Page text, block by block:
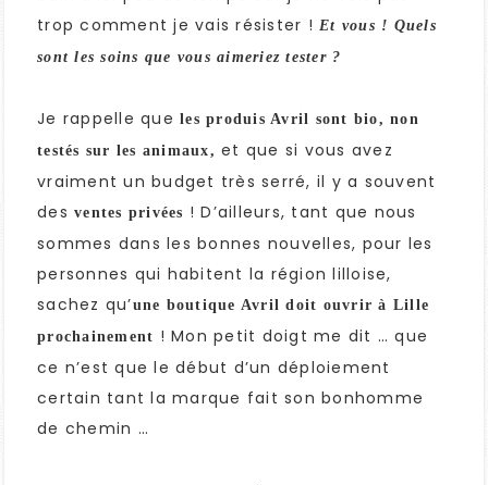
trop comment je vais résister ! Et vous ! Quels
sont les soins que vous aimeriez tester ?
Je rappelle que les produis Avril sont bio, non
testés sur les animaux, et que si vous avez
vraiment un budget très serré, il y a souvent
des ventes privées ! D’ailleurs, tant que nous
sommes dans les bonnes nouvelles, pour les
personnes qui habitent la région lilloise,
sachez qu’une boutique Avril doit ouvrir à Lille
prochainement ! Mon petit doigt me dit … que
ce n’est que le début d’un déploiement
certain tant la marque fait son bonhomme
de chemin …